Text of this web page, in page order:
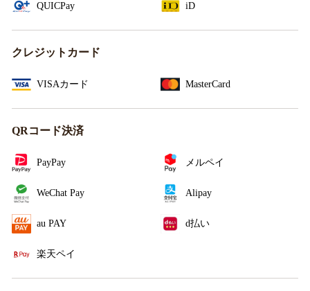
QUICPay iD
クレジットカード
VISAカード MasterCard
QRコード決済
PayPay メルペイ
WeChat Pay Alipay
au PAY d払い
楽天ペイ